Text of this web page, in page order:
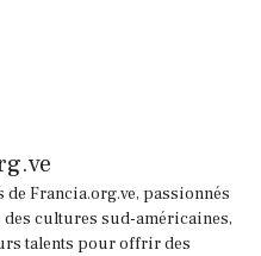
de Francia.org.ve, passionnés
cultures sud-américaines,
talents pour offrir des